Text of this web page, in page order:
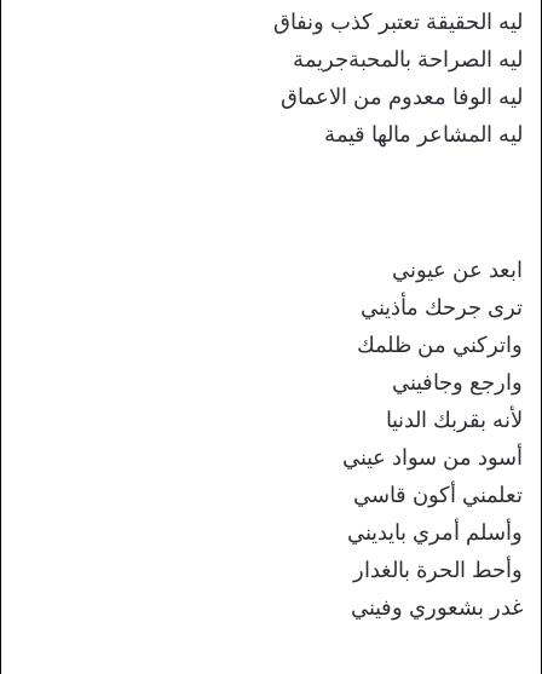
ليه الحقيقة تعتبر كذب ونفاق
ليه الصراحة بالمحبةجريمة
ليه الوفا معدوم من الاعماق
ليه المشاعر مالها قيمة
ابعد عن عيوني
ترى جرحك مأذيني
واتركني من ظلمك
وارجع وجافيني
لأنه بقربك الدنيا
أسود من سواد عيني
تعلمني أكون قاسي
وأسلم أمري بايديني
وأحط الحرة بالغدار
غدر بشعوري وفيني